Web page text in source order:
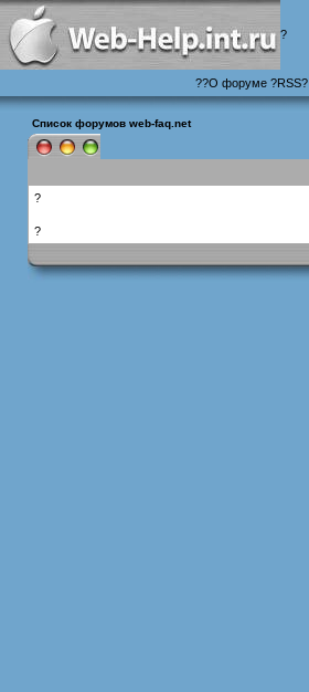
?
??О форуме?RSS?
Список форумов web-faq.net
?
?